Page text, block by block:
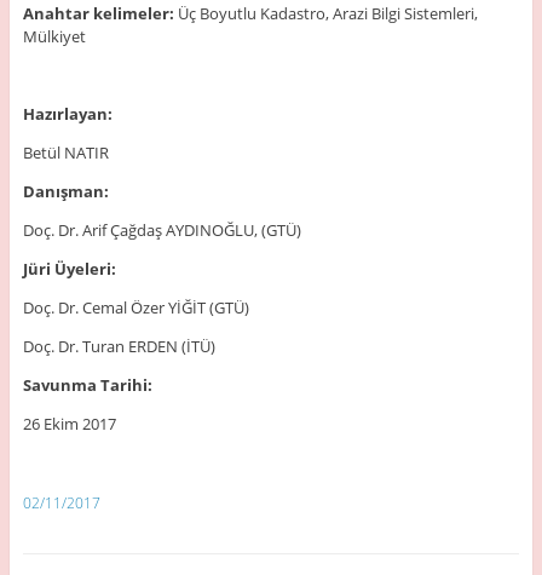
Anahtar kelimeler: Üç Boyutlu Kadastro, Arazi Bilgi Sistemleri,
Mülkiyet
Hazırlayan:
Betül NATIR
Danışman:
Doç. Dr. Arif Çağdaş AYDINOĞLU, (GTÜ)
Jüri Üyeleri:
Doç. Dr. Cemal Özer YİĞİT (GTÜ)
Doç. Dr. Turan ERDEN (İTÜ)
Savunma Tarihi:
26 Ekim 2017
02/11/2017